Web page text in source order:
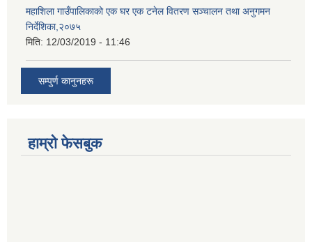
महाशिला गाउँपालिकाको एक घर एक टनेल वितरण सञ्चालन तथा अनुगमन
निर्देशिका,२०७५
मिति: 12/03/2019 - 11:46
सम्पुर्ण कानुनहरू
हाम्रो फेसबुक